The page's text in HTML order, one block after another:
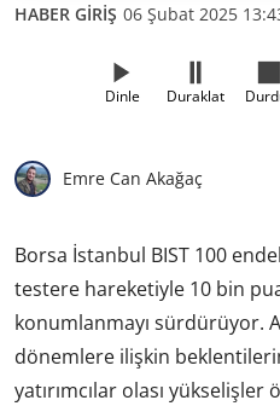
HABER GİRİŞ 06 Şubat 2025
Dinle Duraklat
Emre Can Akağaç
Borsa İstanbul BIST 100
testere hareketiyle 10 bin
konumlanmayı sürdürüyor.
dönemlere ilişkin
yatırımcılar olası